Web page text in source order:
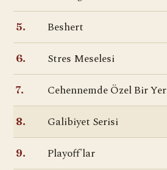
5. Beshert
6. Stres Meselesi
7. Cehennemde Özel Bir Yer
8. Galibiyet Serisi
9. Playoff'lar